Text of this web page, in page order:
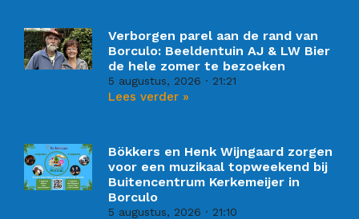
Verborgen parel aan de rand van
Borculo: Beeldentuin AJ & LW Bier
de hele zomer te bezoeken
5 augustus, 2026 21:21
Lees verder »
Bökkers en Henk Wijngaard zorgen
voor een muzikaal topweekend bij
Buitencentrum Kerkemeijer in
Borculo
5 augustus, 2026 21:10